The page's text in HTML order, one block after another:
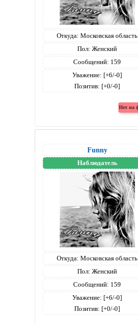
Откуда: Московская область
Пол: Женский
Сообщений: 159
Уважение: [+6/-0]
Позитив: [+0/-0]
Funny
Наблюдатель
Откуда: Московская область
Пол: Женский
Сообщений: 159
Уважение: [+6/-0]
Позитив: [+0/-0]